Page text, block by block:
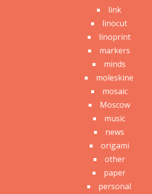
link
linocut
linoprint
markers
minds
moleskine
mosaic
Moscow
music
news
origami
other
paper
personal